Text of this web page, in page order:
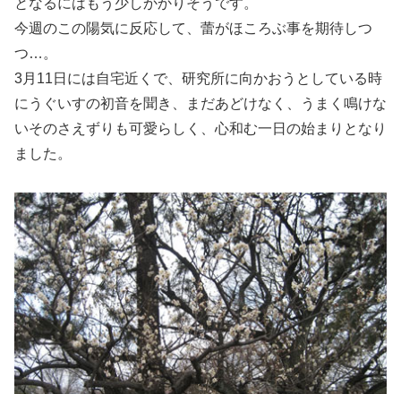
となるにはもう少しかかりそうです。
今週のこの陽気に反応して、蕾がほころぶ事を期待しつ
つ…。
3月11日には自宅近くで、研究所に向かおうとしている時
にうぐいすの初音を聞き、まだあどけなく、うまく鳴けな
いそのさえずりも可愛らしく、心和む一日の始まりとなり
ました。